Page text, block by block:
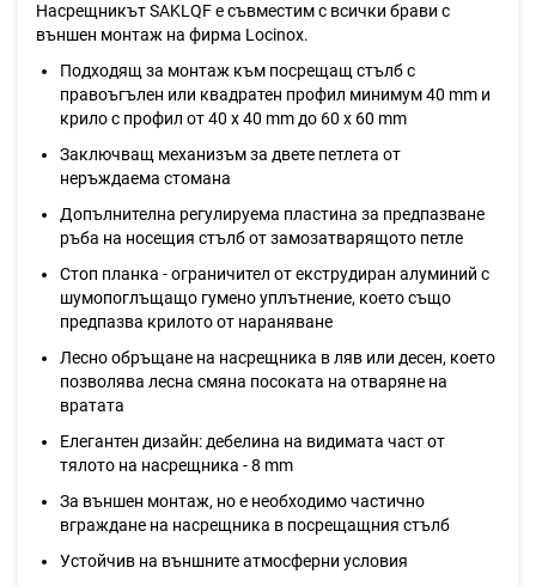
Насрещникът SAKLQF е съвместим с всички брави с
външен монтаж на фирма Locinox.
Подходящ за монтаж към посрещащ стълб с
правоъгълен или квадратен профил минимум 40 mm и
крило с профил от 40 х 40 mm до 60 х 60 mm
Заключващ механизъм за двете петлета от
неръждаема стомана
Допълнителна регулируема пластина за предпазване
ръба на носещия стълб от замозатварящото петле
Стоп планка - ограничител от екструдиран алуминий с
шумопоглъщащо гумено уплътнение, което също
предпазва крилото от нараняване
Лесно обръщане на насрещника в ляв или десен, което
позволява лесна смяна посоката на отваряне на
вратата
Елегантен дизайн: дебелина на видимата част от
тялото на насрещника - 8 mm
За външен монтаж, но е необходимо частично
вграждане на насрещника в посрещащния стълб
Устойчив на външните атмосферни условия